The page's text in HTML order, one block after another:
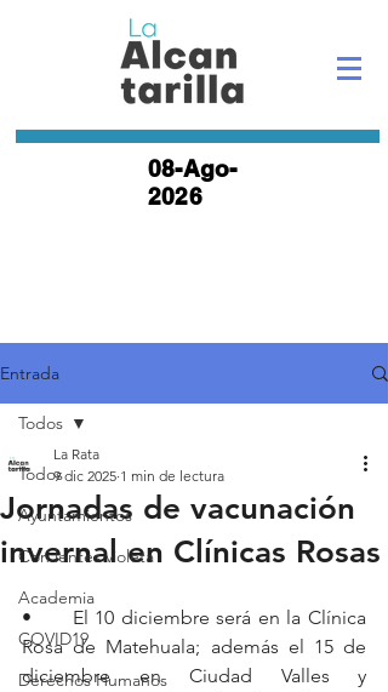
08-Ago-
2026
Entrada
Todos
Ayuntamientos
Con lentes violeta
Academia
COVID19
Derechos Humanos
Todos
Jornadas de vacunación
invernal en Clínicas Rosas
La Rata
9 dic 2025 1 min de lectura
•	El 10 diciembre será en la Clínica
Rosa de Matehuala; además el 15 de
diciembre en Ciudad Valles y